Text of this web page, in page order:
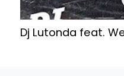
Dj Lutonda feat.